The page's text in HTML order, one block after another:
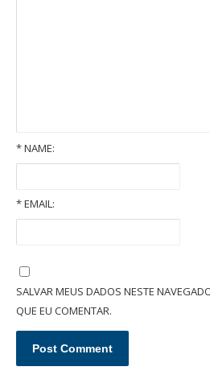
*NAME:
*EMAIL:
SALVAR MEUS DADOS NESTE
QUE EU COMENTAR.